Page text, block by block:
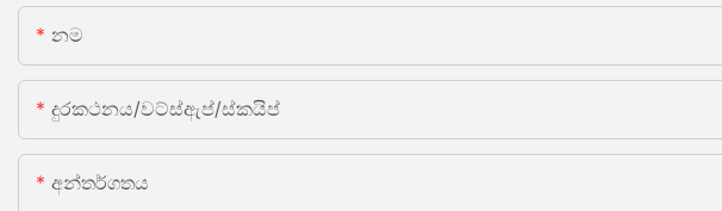
නම
දුරකථනය/වට්ස්ඇප්/ස්කයිප්
අන්තර්ගතය